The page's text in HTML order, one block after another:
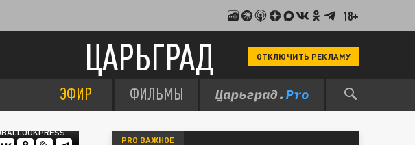
18+
ЦАРЬГРАД ОТКЛЮЧИТЬ РЕКЛАМУ
ЭФИР ФИЛЬМЫ
PRO ВАЖНОЕ